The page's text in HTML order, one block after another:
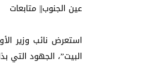
عين الجنوب|| متابعات
استعرض نائب وزير
البيت”، الجهود التي